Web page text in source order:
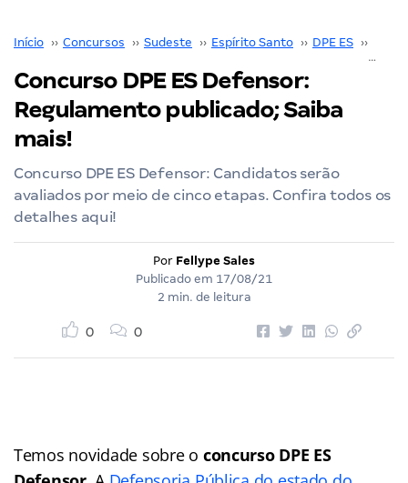
Início ›› Concursos ›› Sudeste ›› Espírito Santo ›› DPE ES ››
Concurso DPE ES Defensor:
Regulamento publicado; Saiba
mais!
Concurso DPE ES Defensor: Candidatos serão
avaliados por meio de cinco etapas. Confira todos os
detalhes aqui!
Por Fellype Sales
Publicado em 17/08/21
2 min. de leitura
0 0
Temos novidade sobre o concurso DPE ES